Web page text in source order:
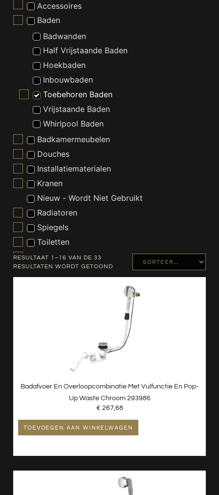
Accessoires
Baden
Badwanden
Half Vrijstaande Baden
Hoekbaden
Inbouwbaden
Toebehoren Baden
Vrijstaande Baden
Whirlpool Baden
Badkamermeubelen
Douches
Installatiematerialen
Kranen
Nieuw - Wordt Niet Gebruikt
Radiatoren
Spiegels
Toiletten
Verlichting
Wastafels
RESULTAAT 1–16 VAN DE 33
RESULTATEN WORDT GETOOND
Badafvoer En Overloopcombinatie Met Vulfunctie En Pop-
Up Waste Chroom 293986
€ 267,68
TOEVOEGEN AAN WINKELWAGEN